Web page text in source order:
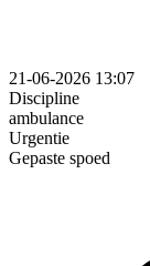
21-06-2026 13:07
Discipline
ambulance
Urgentie
Gepaste spoed